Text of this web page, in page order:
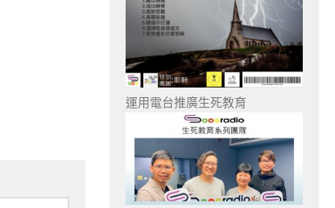
運用電台推廣生死教育